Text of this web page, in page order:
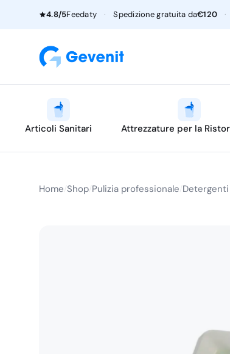
4.8/5Feedaty · Spedizione gratuita da€120 ·
Articoli Sanitari Attrezzature per la
Home Shop Pulizia professionale